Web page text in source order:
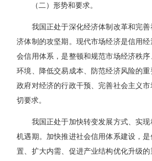
（二）形势和要求。
我国正处于深化经济体制改革和完善
济体制的攻坚期。现代市场经济是信用
会信用体系，是整顿和规范市场经济秩
环境、降低交易成本、防范经济风险的
政府对经济的行政干预、完善社会主义
切要求。
我国正处于加快转变发展方式、实现
机遇期。加快推进社会信用体系建设，
置、扩大内需、促进产业结构优化升级